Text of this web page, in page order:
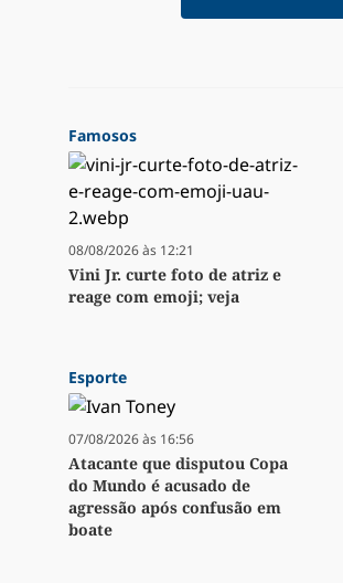
Famosos
08/08/2026 às 12:21
Vini Jr. curte foto de atriz e
reage com emoji; veja
Esporte
07/08/2026 às 16:56
Atacante que disputou Copa
do Mundo é acusado de
agressão após confusão em
boate